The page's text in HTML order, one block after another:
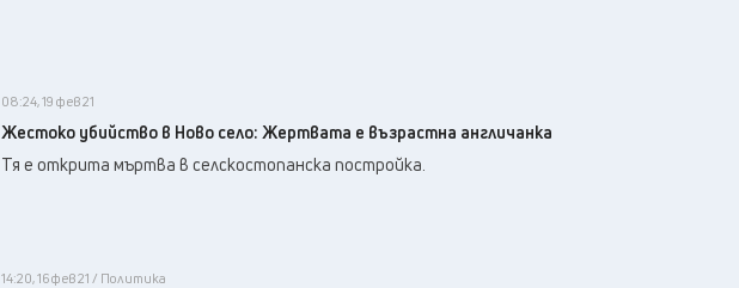
08:24, 19 фев 21
Жестоко убийство в Ново село: Жертвата е възрастна англичанка
Тя е открита мъртва в селскостопанска постройка.
14:20, 16 фев 21 / Политика